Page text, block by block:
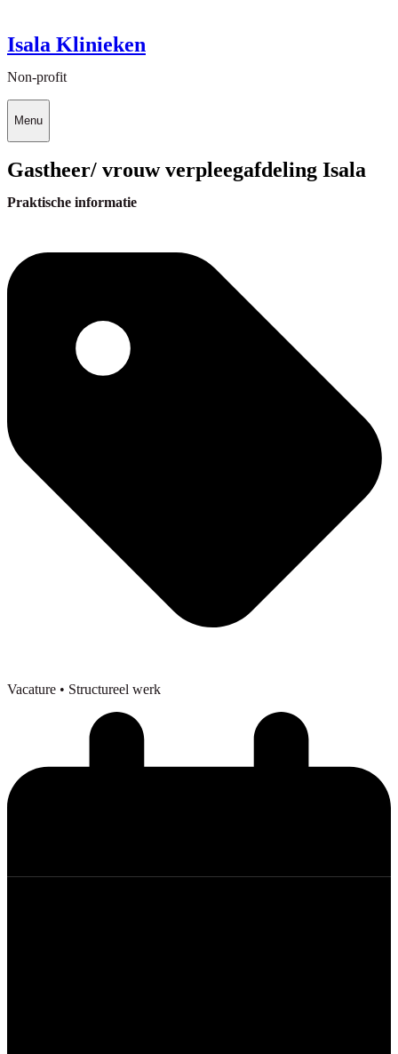
Isala Klinieken
Non-profit
Menu
Gastheer/ vrouw verpleegafdeling Isala
Praktische informatie
Vacature • Structureel werk